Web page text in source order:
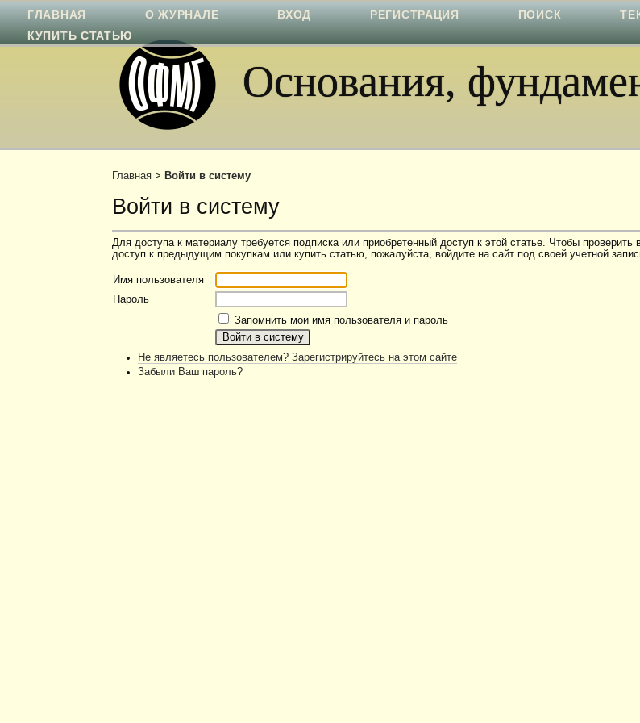
Основания,
ГЛАВНАЯ О ЖУРНАЛЕ ВХОД РЕГИСТРАЦИЯ ПОИСК
КУПИТЬ СТАТЬЮ
Главная > Войти в систему
Войти в систему
Для доступа к материалу требуется подписка или приобретенный доступ к этой статье. Чтобы проверить
доступ к предыдущим покупкам или купить статью, пожалуйста, войдите на сайт под своей учетной
Имя пользователя
Пароль
Запомнить мои имя пользователя и пароль
Не являетесь пользователем? Зарегистрируйтесь на этом сайте
Забыли Ваш пароль?